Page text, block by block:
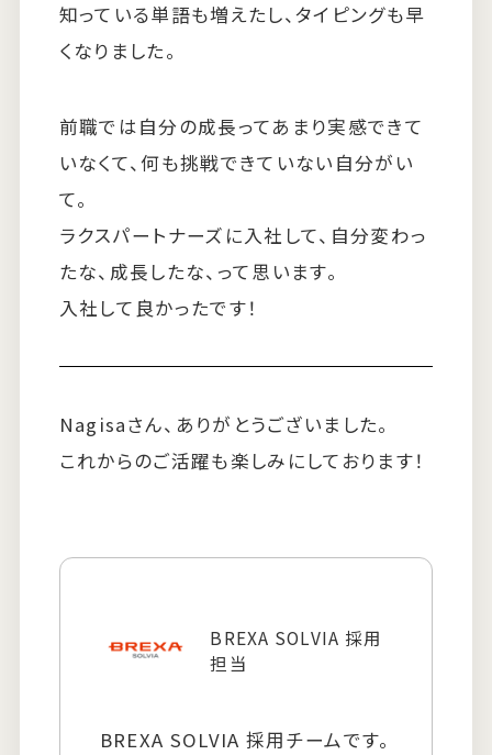
知っている単語も増えたし、タイピングも早
くなりました。
前職では自分の成長ってあまり実感できて
いなくて、何も挑戦できていない自分がい
て。
ラクスパートナーズに入社して、自分変わっ
たな、成長したな、って思います。
入社して良かったです！
Nagisaさん、ありがとうございました。
これからのご活躍も楽しみにしております！
BREXA SOLVIA 採用
担当
BREXA SOLVIA 採用チームです。